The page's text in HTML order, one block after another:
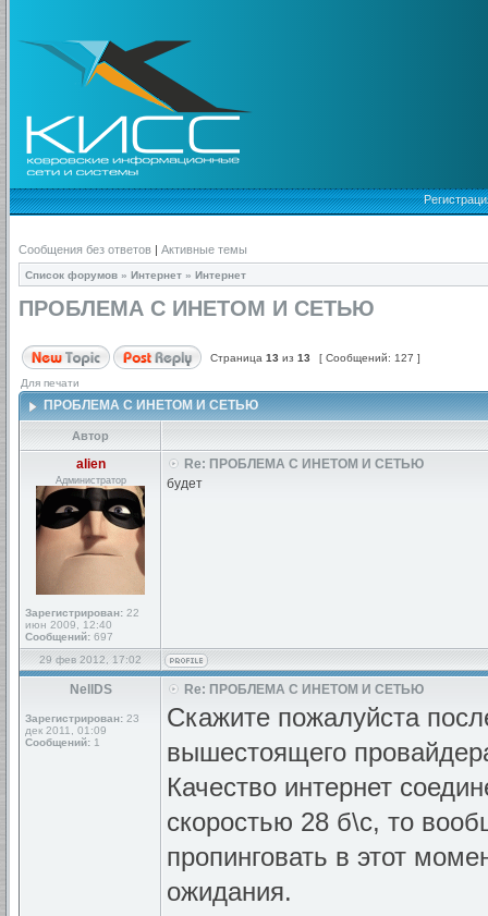
Сообщения без ответов | Активные темы
Список форумов » Интернет » Интернет
ПРОБЛЕМА С ИНЕТОМ И СЕТЬЮ
Страница 13 из 13 [ Сообщений: 127 ]
Для печати
ПРОБЛЕМА С ИНЕТОМ И СЕТЬЮ
Автор
alien
Администратор
Зарегистрирован: 22
июн 2009, 12:40
Сообщений: 697
Re: ПРОБЛЕМА С ИНЕТОМ И СЕТЬЮ
будет
29 фев 2012, 17:02
NellDS
Зарегистрирован: 23
дек 2011, 01:09
Сообщений: 1
Re: ПРОБЛЕМА С ИНЕТОМ И СЕТЬЮ
Скажите пожалуйста
вышестоящего
Качество интернет
скоростью 28 б\с, то
пропинговать в этот
ожидания.